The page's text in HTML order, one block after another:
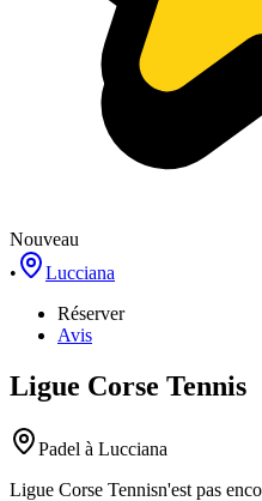
Nouveau
•
Lucciana
Réserver
Avis
Ligue Corse Tennis
Padel à Lucciana
Ligue Corse Tennisn'est pas